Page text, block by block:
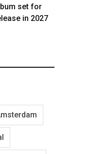
set for
in 2027